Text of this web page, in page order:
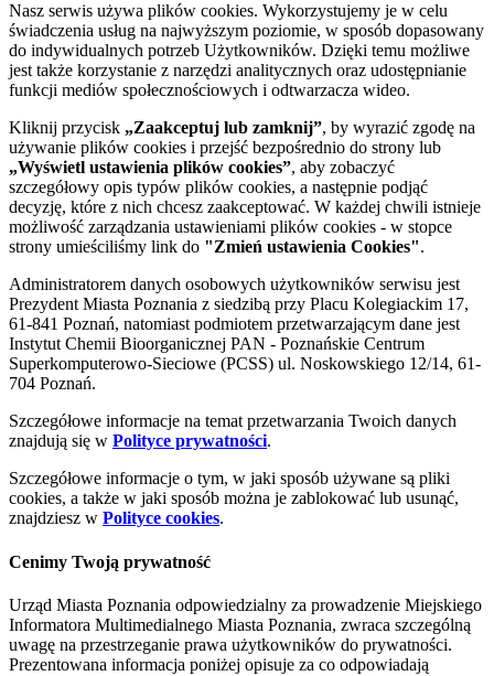
Nasz serwis używa plików cookies. Wykorzystujemy je w celu
świadczenia usług na najwyższym poziomie, w sposób dopasowany
do indywidualnych potrzeb Użytkowników. Dzięki temu możliwe
jest także korzystanie z narzędzi analitycznych oraz udostępnianie
funkcji mediów społecznościowych i odtwarzacza wideo.
Kliknij przycisk „Zaakceptuj lub zamknij”, by wyrazić zgodę na
używanie plików cookies i przejść bezpośrednio do strony lub
„Wyświetl ustawienia plików cookies”, aby zobaczyć
szczegółowy opis typów plików cookies, a następnie podjąć
decyzję, które z nich chcesz zaakceptować. W każdej chwili istnieje
możliwość zarządzania ustawieniami plików cookies - w stopce
strony umieściliśmy link do "Zmień ustawienia Cookies".
Administratorem danych osobowych użytkowników serwisu jest
Prezydent Miasta Poznania z siedzibą przy Placu Kolegiackim 17,
61-841 Poznań, natomiast podmiotem przetwarzającym dane jest
Instytut Chemii Bioorganicznej PAN - Poznańskie Centrum
Superkomputerowo-Sieciowe (PCSS) ul. Noskowskiego 12/14, 61-
704 Poznań.
Szczegółowe informacje na temat przetwarzania Twoich danych
znajdują się w Polityce prywatności.
Szczegółowe informacje o tym, w jaki sposób używane są pliki
cookies, a także w jaki sposób można je zablokować lub usunąć,
znajdziesz w Polityce cookies.
Cenimy Twoją prywatność
Urząd Miasta Poznania odpowiedzialny za prowadzenie Miejskiego
Informatora Multimedialnego Miasta Poznania, zwraca szczególną
uwagę na przestrzeganie prawa użytkowników do prywatności.
Prezentowana informacja poniżej opisuje za co odpowiadają